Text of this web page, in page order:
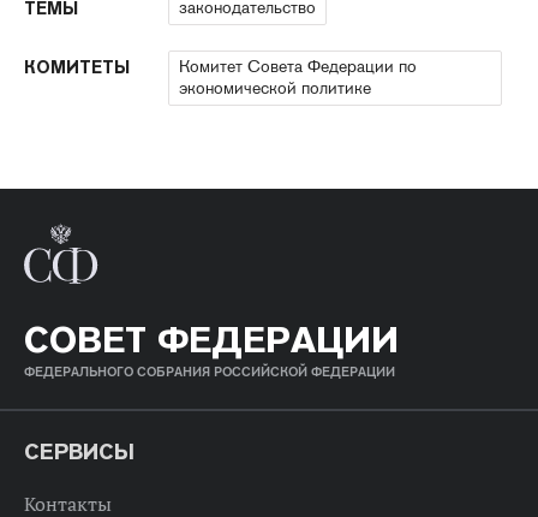
ТЕМЫ законодательство
КОМИТЕТЫ
Комитет Совета Федерации по
экономической политике
СОВЕТ ФЕДЕРАЦИИ
ФЕДЕРАЛЬНОГО СОБРАНИЯ РОССИЙСКОЙ ФЕДЕРАЦИИ
СЕРВИСЫ
Контакты